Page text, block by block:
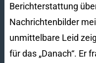
Berichterstattung
Nachrichtenbilder
unmittelbare Leid
für das „Danach“. Er